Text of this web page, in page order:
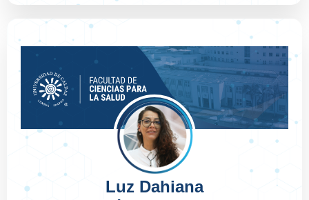
Luz Dahiana